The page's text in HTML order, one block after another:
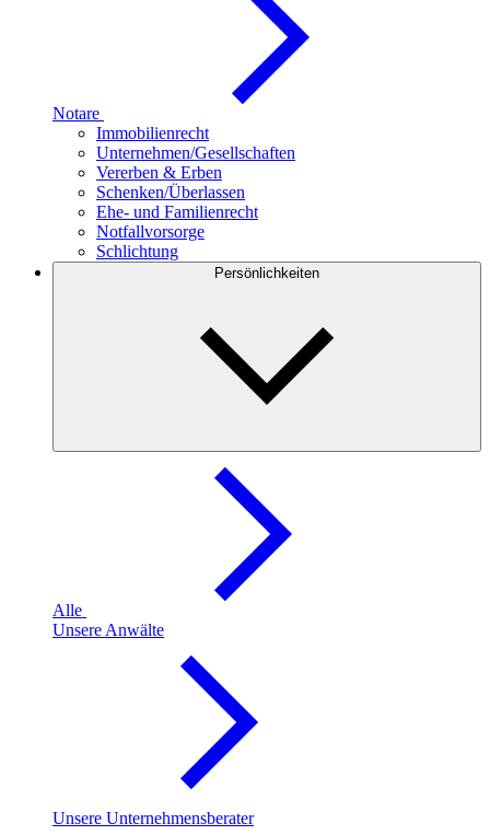
Notare
Immobilienrecht
Unternehmen/Gesellschaften
Vererben & Erben
Schenken/Überlassen
Ehe- und Familienrecht
Notfallvorsorge
Schlichtung
Persönlichkeiten
Alle
Unsere Anwälte
Unsere Unternehmensberater